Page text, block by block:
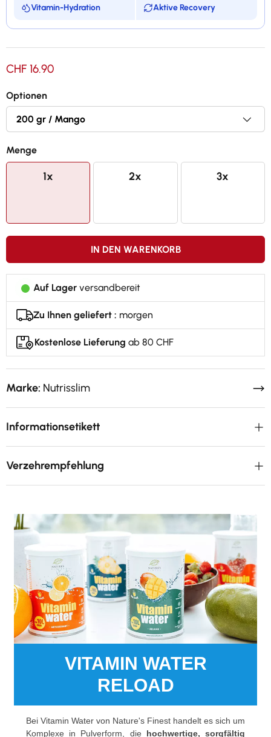
Vitamin-Hydration Aktive Recovery
Ein erfrischendes Getränk voll gesunder Vorteile !
Für 10 Liter Getränk, Mango-Geschmack
Beiträgt zu einem normalen Energiemetabolismus
Beiträgt zur Reduzierung von Müdigkeit
CHF 16.90
Optionen
Menge
1x 2x 3x
IN DEN WARENKORB
Auf Lager versandbereit
Zu Ihnen geliefert : morgen
Kostenlose Lieferung ab 80 CHF
Marke: Nutrisslim
Informationsetikett
Verzehrempfehlung
VITAMIN WATER
RELOAD
Bei Vitamin Water von Nature's Finest handelt es sich um
Komplexe in Pulverform, die hochwertige, sorgfältig